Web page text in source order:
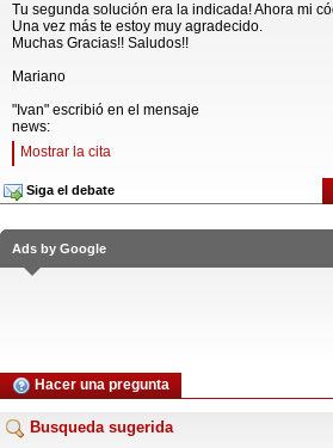
Tu segunda solución era la indicada! Ahora mi
Una vez más te estoy muy agradecido.
Muchas Gracias!! Saludos!!
Mariano
"Ivan" escribió en el mensaje
news:
Mostrar la cita
Siga el debate
Ads by Google
Hacer una pregunta
Busqueda sugerida